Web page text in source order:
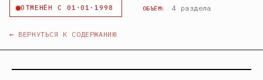
ОТМЕНЁН С 01·01·1998 · ОБЪЁМ: 4 раздела
← ВЕРНУТЬСЯ К СОДЕРЖАНИЮ